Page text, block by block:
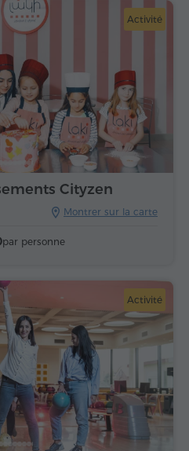
Activité
Montrer sur la carte
Cityzen
par personne
Activité